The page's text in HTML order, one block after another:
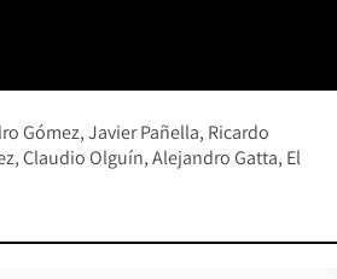
Gómez Javier Pañella Ricardo
Claudio Olguín Alejandro Gatta El